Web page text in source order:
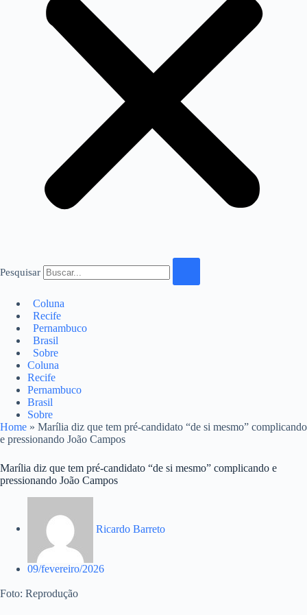
Pesquisar
Coluna
Recife
Pernambuco
Brasil
Sobre
Coluna
Recife
Pernambuco
Brasil
Sobre
Home » Marília diz que tem pré-candidato “de si mesmo” complicando
e pressionando João Campos
Marília diz que tem pré-candidato “de si mesmo” complicando e
pressionando João Campos
Ricardo Barreto
09/fevereiro/2026
Foto: Reprodução